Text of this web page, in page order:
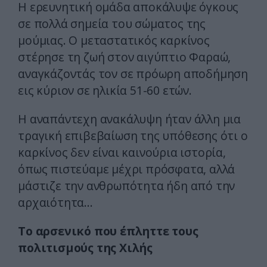
Η ερευνητική ομάδα αποκάλυψε όγκους
σε πολλά σημεία του σώματος της
μούμιας. Ο μεταστατικός καρκίνος
στέρησε τη ζωή στον αιγύπτιο Φαραώ,
αναγκάζοντάς τον σε πρόωρη αποδήμηση
εις κύριον σε ηλικία 51-60 ετών.
Η αναπάντεχη ανακάλυψη ήταν άλλη μια
τραγική επιβεβαίωση της υπόθεσης ότι ο
καρκίνος δεν είναι καινούρια ιστορία,
όπως πιστεύαμε μέχρι πρόσφατα, αλλά
μάστιζε την ανθρωπότητα ήδη από την
αρχαιότητα…
Το αρσενικό που έπληττε τους
πολιτισμούς της Χιλής